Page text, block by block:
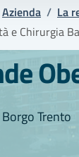
Azienda / La
e Chirurgia
Trento